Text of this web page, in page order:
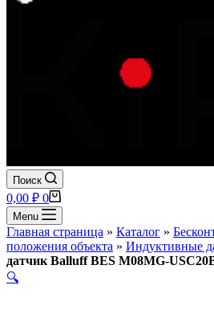
Поиск
Корзина
0,00 ₽ 0
Menu
Главная страница » Каталог »
положения объекта » Индуктивные
датчик Balluff BES M08MG-
🔍